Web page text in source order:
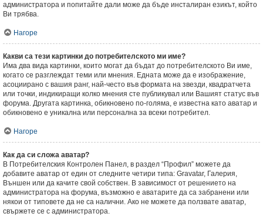
администратора и попитайте дали може да бъде инсталиран езикът, който
Ви трябва.
Нагоре
Какви са тези картинки до потребителското ми име?
Има два вида картинки, които могат да бъдат до потребителското Ви име,
когато се разглеждат теми или мнения. Едната може да е изображение,
асоциирано с вашия ранг, най-често във формата на звезди, квадратчета
или точки, индикиращи колко мнения сте публикувал или Вашият статус във
форума. Другата картинка, обикновено по-голяма, е известна като аватар и
обикновено е уникална или персонална за всеки потребител.
Нагоре
Как да си сложа аватар?
В Потребителския Контролен Панел, в раздел “Профил” можете да
добавите аватар от един от следните четири типа: Gravatar, Галерия,
Външен или да качите свой собствен. В зависимост от решението на
администратора на форума, възможно е аватарите да са забранени или
някои от типовете да не са налични. Ако не можете да ползвате аватар,
свържете се с администратора.